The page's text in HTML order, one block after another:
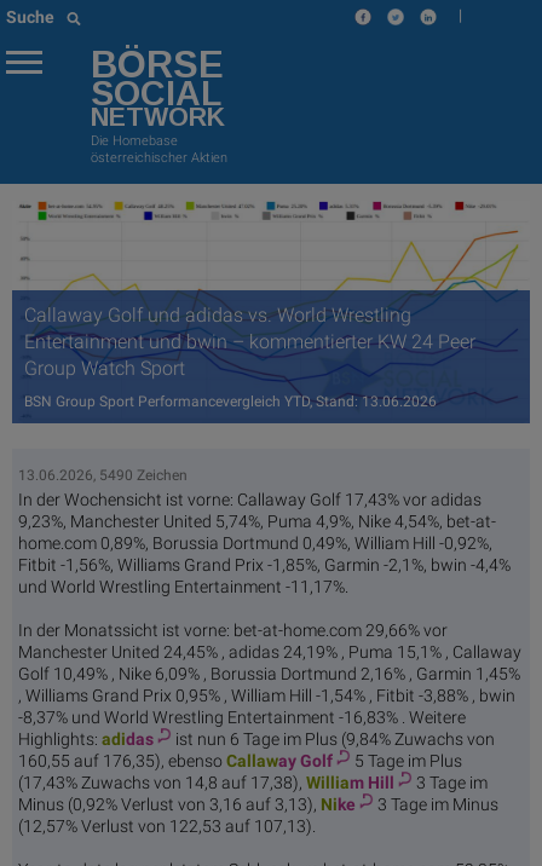
Suche |
BÖRSE
SOCIAL
NETWORK
Die Homebase
österreichischer Aktien
Callaway Golf und adidas vs. World Wrestling
Entertainment und bwin – kommentierter KW 24 Peer
Group Watch Sport
BSN Group Sport Performancevergleich YTD, Stand: 13.06.2026
13.06.2026, 5490 Zeichen
In der Wochensicht ist vorne: Callaway Golf 17,43% vor adidas
9,23%, Manchester United 5,74%, Puma 4,9%, Nike 4,54%, bet-at-
home.com 0,89%, Borussia Dortmund 0,49%, William Hill -0,92%,
Fitbit -1,56%, Williams Grand Prix -1,85%, Garmin -2,1%, bwin -4,4%
und World Wrestling Entertainment -11,17%.
In der Monatssicht ist vorne: bet-at-home.com 29,66% vor
Manchester United 24,45% , adidas 24,19% , Puma 15,1% , Callaway
Golf 10,49% , Nike 6,09% , Borussia Dortmund 2,16% , Garmin 1,45%
, Williams Grand Prix 0,95% , William Hill -1,54% , Fitbit -3,88% , bwin
-8,37% und World Wrestling Entertainment -16,83% . Weitere
Highlights: adidas
ist nun 6 Tage im Plus (9,84% Zuwachs von
160,55 auf 176,35), ebensoCallaway Golf
5 Tage im Plus
(17,43% Zuwachs von 14,8 auf 17,38), William Hill
3 Tage im
Minus (0,92% Verlust von 3,16 auf 3,13), Nike
3 Tage im Minus
(12,57% Verlust von 122,53 auf 107,13).